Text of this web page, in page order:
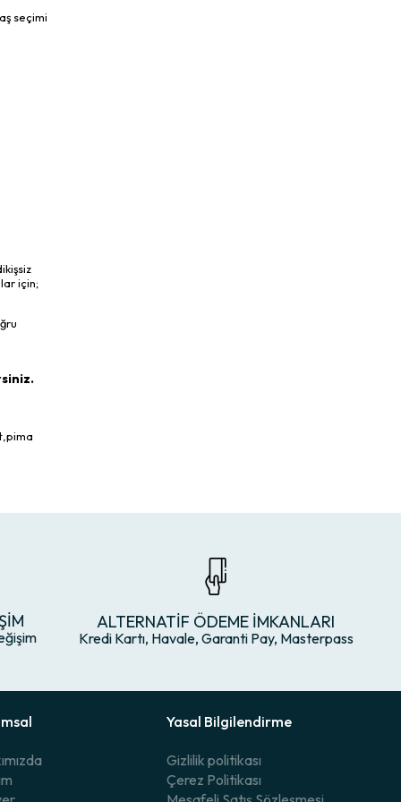
seçimi
için;
ALTERNATİF ÖDEME İMKANLARI
Kredi Kartı, Havale, Garanti Pay, Masterpass
Yasal Bilgilendirme
Gizlilik politikası
Çerez Politikası